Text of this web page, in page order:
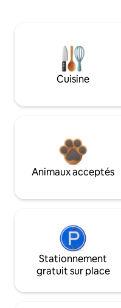
Cuisine
Animaux acceptés
Stationnement
gratuit sur place